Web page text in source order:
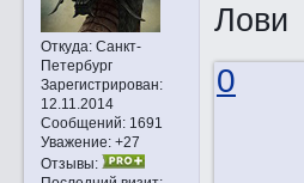
Откуда:Санкт-
Петербург
Зарегистрирован:
12.11.2014
Сообщений:1691
Уважение: +27
Отзывы:
Лови
0